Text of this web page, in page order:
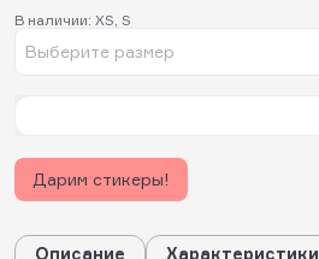
В наличии: XS, S
Выберите размер
Дарим стикеры!
Описание
Характеристики